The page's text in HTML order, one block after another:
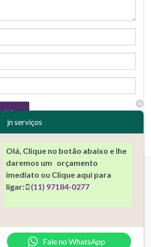
emCAÇA VAZAMENTO NO IMIRIM
0277 -emCAÇA
0277
jn serviços
Olá, Clique no botão abaixo e lhe
daremos um orçamento
imediato ou Clique aqui para
ligar:
(11) 97184-0277
Fale no WhatsApp